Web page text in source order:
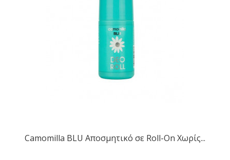
Camomilla BLU Αποσμητικό σε Roll-On Χωρίς...